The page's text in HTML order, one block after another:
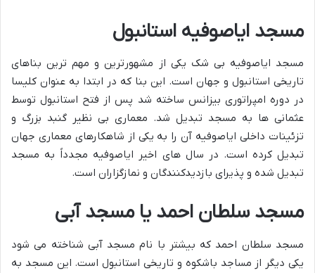
مسجد ایاصوفیه استانبول
مسجد ایاصوفیه بی شک یکی از مشهورترین و مهم ترین بناهای
تاریخی استانبول و جهان است. این بنا که در ابتدا به عنوان کلیسا
در دوره امپراتوری بیزانس ساخته شد پس از فتح استانبول توسط
عثمانی ها به مسجد تبدیل شد. معماری بی نظیر گنبد بزرگ و
تزئینات داخلی ایاصوفیه آن را به یکی از شاهکارهای معماری جهان
تبدیل کرده است. در سال های اخیر ایاصوفیه مجدداً به مسجد
تبدیل شده و پذیرای بازدیدکنندگان و نمازگزاران است.
مسجد سلطان احمد یا مسجد آبی
مسجد سلطان احمد که بیشتر با نام مسجد آبی شناخته می شود
یکی دیگر از مساجد باشکوه و تاریخی استانبول است. این مسجد به